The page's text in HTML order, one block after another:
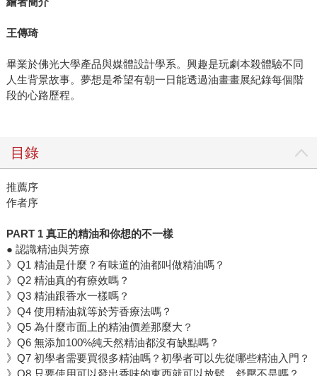
王傳琦
畢業於佛光大學產品與媒體設計學系。興趣是玩劇本殺體驗不同
人生背景故事。夢想是希望有朝一日能透過油畫畫展紀錄每個階
段的心路歷程。
目錄
推薦序
作者序
PART 1 真正的精油和你想的不一樣
● 認識精油與芳療
》Q1 精油是什麼？有味道的油都叫做精油嗎？
》Q2 精油真的有療效嗎？
》Q3 精油跟香水一樣嗎？
》Q4 使用精油就等於芳香療法嗎？
》Q5 為什麼市面上的精油價差那麼大？
》Q6 無添加100%純天然精油都沒有缺點嗎？
》Q7 初學者需要買很多精油嗎？初學者可以先從哪些精油入門？